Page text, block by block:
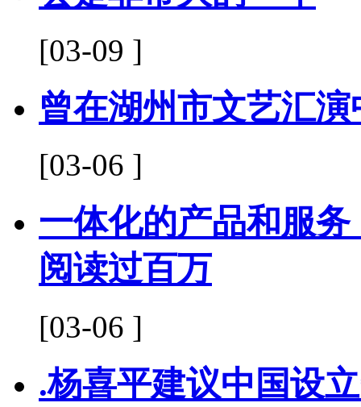
[03-09 ]
曾在湖州市文艺汇
[03-06 ]
一体化的产品和服
阅读过百万
[03-06 ]
.杨喜平建议中国设